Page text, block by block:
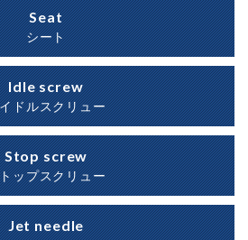
Seat
シート
Idle screw
ドルスクリュー
Stop screw
ップスクリュー
Jet needle